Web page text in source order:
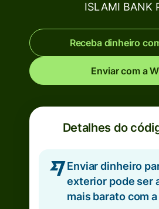
ISLAMI BANK
Receba dinheiro
Enviar com a
Detalhes do
Enviar dinheiro
exterior pode ser
mais barato com